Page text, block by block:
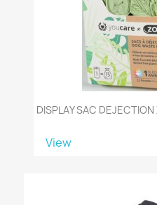
DISPLAY SAC
View